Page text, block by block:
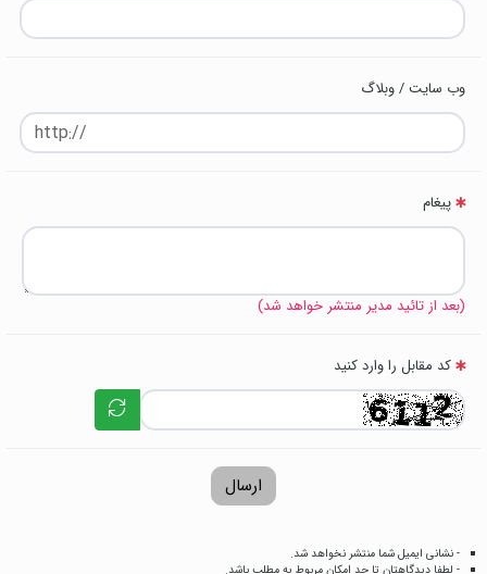
وب سایت / وبلاگ
پیغام
(بعد از تائید مدیر منتشر خواهد شد)
کد مقابل را وارد کنید
ارسال
- نشانی ایمیل شما منتشر نخواهد شد.
- لطفا دیدگاهتان تا حد امکان مربوط به مطلب باشد.